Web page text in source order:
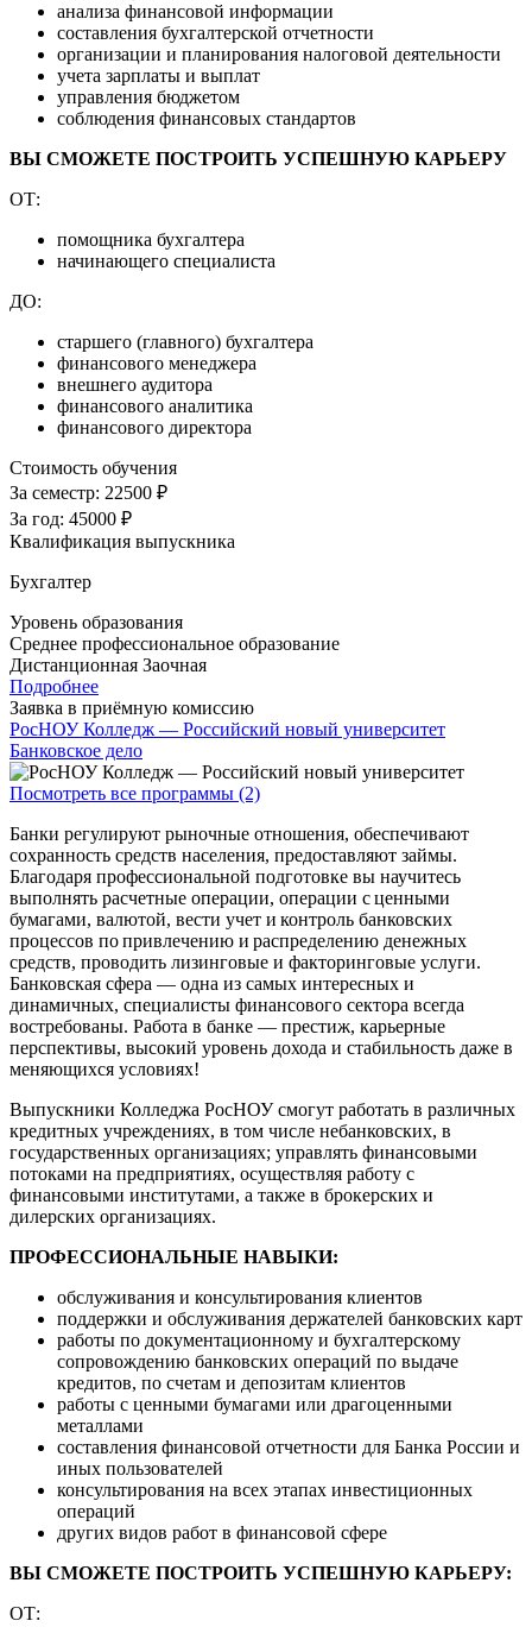
анализа финансовой информации
составления бухгалтерской отчетности
организации и планирования налоговой деятельности
учета зарплаты и выплат
управления бюджетом
соблюдения финансовых стандартов
ВЫ СМОЖЕТЕ ПОСТРОИТЬ УСПЕШНУЮ КАРЬЕРУ
ОТ:
помощника бухгалтера
начинающего специалиста
ДО:
старшего (главного) бухгалтера
финансового менеджера
внешнего аудитора
финансового аналитика
финансового директора
Стоимость обучения
За семестр: 22500 ₽
За год: 45000 ₽
Квалификация выпускника
Бухгалтер
Уровень образования
Среднее профессиональное образование
Дистанционная Заочная
Подробнее
Заявка в приёмную комиссию
РосНОУ Колледж — Российский новый университет
Банковское дело
Посмотреть все программы (2)
Банки регулируют рыночные отношения, обеспечивают
сохранность средств населения, предоставляют займы.
Благодаря профессиональной подготовке вы научитесь
выполнять расчетные операции, операции с ценными
бумагами, валютой, вести учет и контроль банковских
процессов по привлечению и распределению денежных
средств, проводить лизинговые и факторинговые услуги.
Банковская сфера — одна из самых интересных и
динамичных, специалисты финансового сектора всегда
востребованы. Работа в банке — престиж, карьерные
перспективы, высокий уровень дохода и стабильность даже в
меняющихся условиях!
Выпускники Колледжа РосНОУ смогут работать в различных
кредитных учреждениях, в том числе небанковских, в
государственных организациях; управлять финансовыми
потоками на предприятиях, осуществляя работу с
финансовыми институтами, а также в брокерских и
дилерских организациях.
ПРОФЕССИОНАЛЬНЫЕ НАВЫКИ:
обслуживания и консультирования клиентов
поддержки и обслуживания держателей банковских карт
работы по документационному и бухгалтерскому
сопровождению банковских операций по выдаче
кредитов, по счетам и депозитам клиентов
работы с ценными бумагами или драгоценными
металлами
составления финансовой отчетности для Банка России и
иных пользователей
консультирования на всех этапах инвестиционных
операций
других видов работ в финансовой сфере
ВЫ СМОЖЕТЕ ПОСТРОИТЬ УСПЕШНУЮ КАРЬЕРУ:
ОТ: